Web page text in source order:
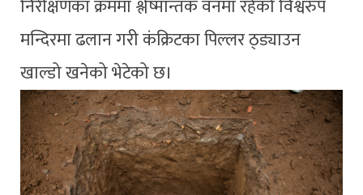
निरीक्षणका क्रममा श्लेष्मान्तक वनमा रहेको विश्वरुप
मन्दिरमा ढलान गरी कंक्रिटका पिल्लर ठ्ड्याउन
खाल्डो खनेको भेटेको छ।